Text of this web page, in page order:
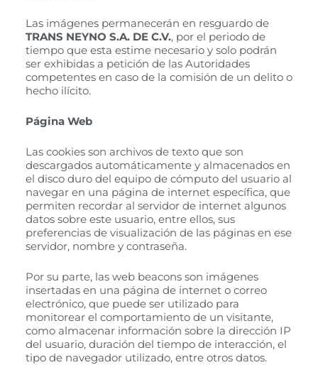
Las imágenes permanecerán en resguardo de
TRANS NEYNO S.A. DE C.V., por el periodo de
tiempo que esta estime necesario y solo podrán
ser exhibidas a petición de las Autoridades
competentes en caso de la comisión de un delito o
hecho ilícito.
Página Web
Las cookies son archivos de texto que son
descargados automáticamente y almacenados en
el disco duro del equipo de cómputo del usuario al
navegar en una página de internet específica, que
permiten recordar al servidor de internet algunos
datos sobre este usuario, entre ellos, sus
preferencias de visualización de las páginas en ese
servidor, nombre y contraseña.
Por su parte, las web beacons son imágenes
insertadas en una página de internet o correo
electrónico, que puede ser utilizado para
monitorear el comportamiento de un visitante,
como almacenar información sobre la dirección IP
del usuario, duración del tiempo de interacción, el
tipo de navegador utilizado, entre otros datos.